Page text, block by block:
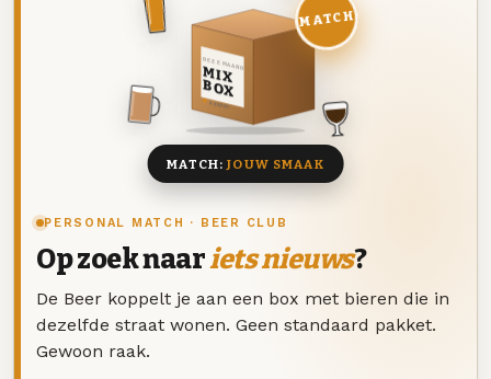
PERSONAL MATCH · BEER CLUB
Op zoek naariets nieuws?
De Beer koppelt je aan een box met bieren die in
dezelfde straat wonen. Geen standaard pakket.
Gewoon raak.
DEZE MAAND
MIX
BOX
8 BIEREN
MATCH
MATCH:JOUW SMAAK